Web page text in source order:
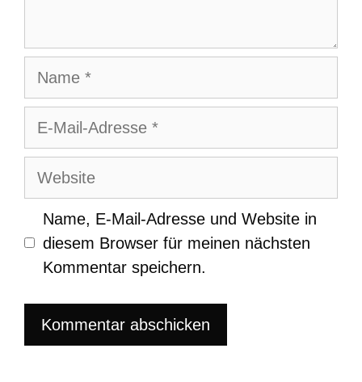
Name
E-
Website
Name, E-Mail-Adresse und Website in
diesem Browser für meinen nächsten
Kommentar speichern.